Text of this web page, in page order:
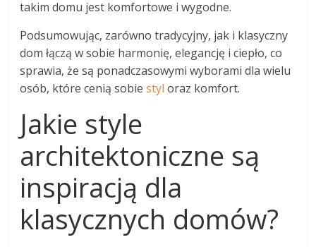
takim domu jest komfortowe i wygodne.
Podsumowując, zarówno tradycyjny, jak i klasyczny
dom łączą w sobie harmonię, elegancję i ciepło, co
sprawia, że są ponadczasowymi wyborami dla wielu
osób, które cenią sobiestyl oraz komfort.
Jakie style
architektoniczne są
inspiracją dla
klasycznych domów?